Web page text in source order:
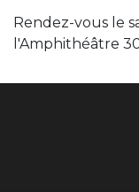
Rendez-vous le
l'Amphithéâtre